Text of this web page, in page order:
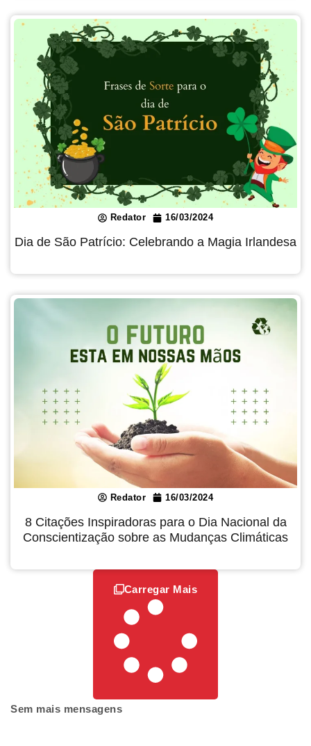
Redator 16/03/2024
Dia de São Patrício: Celebrando a Magia Irlandesa
Redator 16/03/2024
8 Citações Inspiradoras para o Dia Nacional da
Conscientização sobre as Mudanças Climáticas
Carregar Mais
Sem mais mensagens